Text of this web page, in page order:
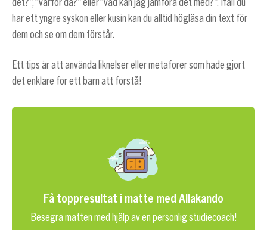
det?”, “varför då?” eller “vad kan jag jämföra det med?”. Ifall du
har ett yngre syskon eller kusin kan du alltid högläsa din text för
dem och se om dem förstår.
Ett tips är att använda liknelser eller metaforer som hade gjort
det enklare för ett barn att förstå!
Få toppresultat i matte med Allakando
Besegra matten med hjälp av en personlig studiecoach!